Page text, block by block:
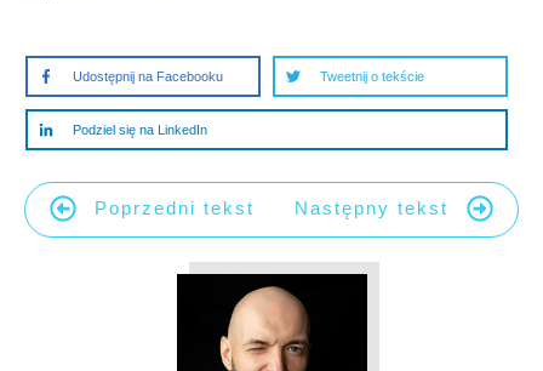
Udostępnij na Facebooku Tweetnij o tekście
Podziel się na LinkedIn
Poprzedni tekst Następny tekst